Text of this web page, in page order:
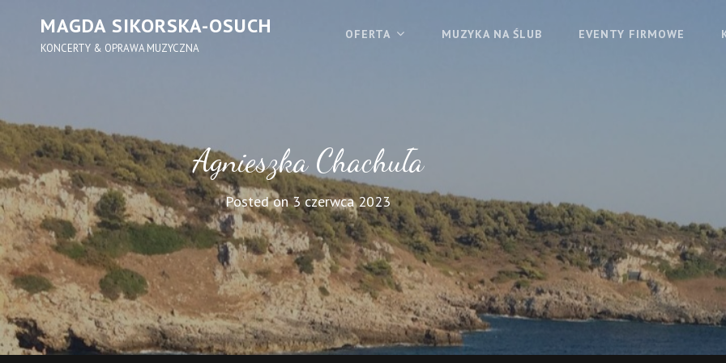
MAGDA SIKORSKA-OSUCH
KONCERTY & OPRAWA MUZYCZNA
OFERTA MUZYKA NA ŚLUB EVENTY FIRMOWE
Agnieszka Chachuła
Posted on3 czerwca 2023